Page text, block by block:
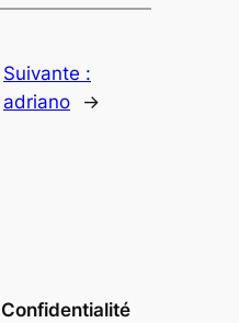
Suivante :
adriano
→
Confidentialité